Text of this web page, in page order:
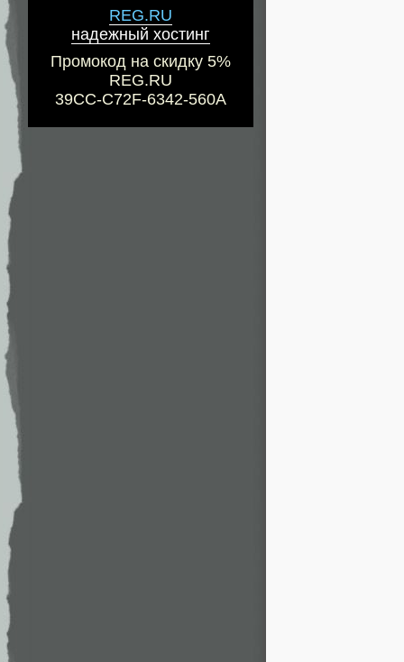
REG.RU
надежный хостинг
Промокод на скидку 5%
REG.RU
39CC-C72F-6342-560A